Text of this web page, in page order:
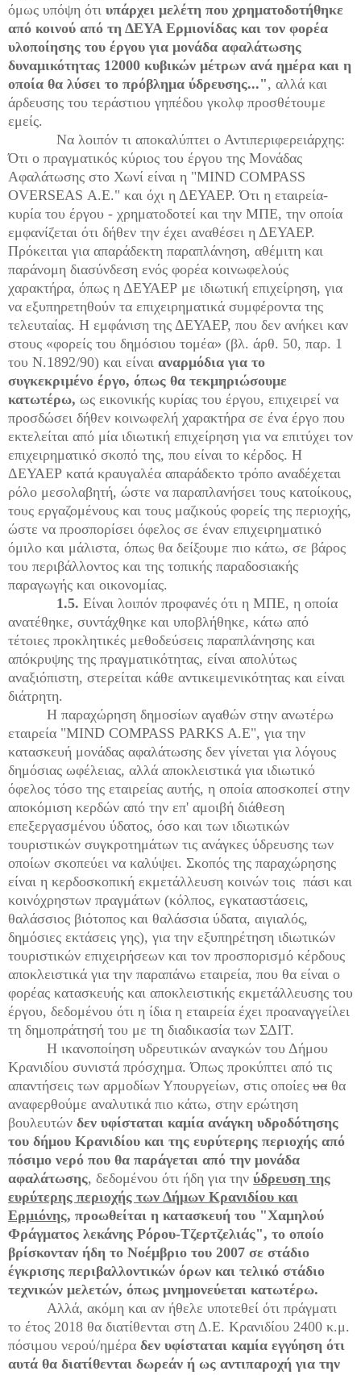
όμως υπόψη ότι υπάρχει μελέτη που χρηματοδοτήθηκε
από κοινού από τη ΔΕΥΑ Ερμιονίδας και τον φορέα
υλοποίησης του έργου για μονάδα αφαλάτωσης
δυναμικότητας 12000 κυβικών μέτρων ανά ημέρα και η
οποία θα λύσει το πρόβλημα ύδρευσης...", αλλά και
άρδευσης του τεράστιου γηπέδου γκολφ προσθέτουμε
εμείς.
Να λοιπόν τι αποκαλύπτει ο Αντιπεριφερειάρχης:
Ότι ο πραγματικός κύριος του έργου της Μονάδας
Αφαλάτωσης στο Χωνί είναι η "MIND COMPASS
OVERSEAS Α.Ε." και όχι η ΔΕΥΑΕΡ. Ότι η εταιρεία-
κυρία του έργου - χρηματοδοτεί και την ΜΠΕ, την οποία
εμφανίζεται ότι δήθεν την έχει αναθέσει η ΔΕΥΑΕΡ.
Πρόκειται για απαράδεκτη παραπλάνηση, αθέμιτη και
παράνομη διασύνδεση ενός φορέα κοινωφελούς
χαρακτήρα, όπως η ΔΕΥΑΕΡ με ιδιωτική επιχείρηση, για
να εξυπηρετηθούν τα επιχειρηματικά συμφέροντα της
τελευταίας. Η εμφάνιση της ΔΕΥΑΕΡ, που δεν ανήκει καν
στους «φορείς του δημόσιου τομέα» (βλ. άρθ. 50, παρ. 1
του Ν.1892/90) και είναι αναρμόδια για το
συγκεκριμένο έργο, όπως θα τεκμηριώσουμε
κατωτέρω, ως εικονικής κυρίας του έργου, επιχειρεί να
προσδώσει δήθεν κοινωφελή χαρακτήρα σε ένα έργο που
εκτελείται από μία ιδιωτική επιχείρηση για να επιτύχει τον
επιχειρηματικό σκοπό της, που είναι το κέρδος. Η
ΔΕΥΑΕΡ κατά κραυγαλέα απαράδεκτο τρόπο αναδέχεται
ρόλο μεσολαβητή, ώστε να παραπλανήσει τους κατοίκους,
τους εργαζομένους και τους μαζικούς φορείς της περιοχής,
ώστε να προσπορίσει όφελος σε έναν επιχειρηματικό
όμιλο και μάλιστα, όπως θα δείξουμε πιο κάτω, σε βάρος
του περιβάλλοντος και της τοπικής παραδοσιακής
παραγωγής και οικονομίας.
1.5. Είναι λοιπόν προφανές ότι η ΜΠΕ, η οποία
ανατέθηκε, συντάχθηκε και υποβλήθηκε, κάτω από
τέτοιες προκλητικές μεθοδεύσεις παραπλάνησης και
απόκρυψης της πραγματικότητας, είναι απολύτως
αναξιόπιστη, στερείται κάθε αντικειμενικότητας και είναι
διάτρητη.
Η παραχώρηση δημοσίων αγαθών στην ανωτέρω
εταιρεία "MIND COMPASS PARKS A.E", για την
κατασκευή μονάδας αφαλάτωσης δεν γίνεται για λόγους
δημόσιας ωφέλειας, αλλά αποκλειστικά για ιδιωτικό
όφελος τόσο της εταιρείας αυτής, η οποία αποσκοπεί στην
αποκόμιση κερδών από την επ' αμοιβή διάθεση
επεξεργασμένου ύδατος, όσο και των ιδιωτικών
τουριστικών συγκροτημάτων τις ανάγκες ύδρευσης των
οποίων σκοπεύει να καλύψει. Σκοπός της παραχώρησης
είναι η κερδοσκοπική εκμετάλλευση κοινών τοις πάσι και
κοινόχρηστων πραγμάτων (κόλπος, εγκαταστάσεις,
θαλάσσιος βιότοπος και θαλάσσια ύδατα, αιγιαλός,
δημόσιες εκτάσεις γης), για την εξυπηρέτηση ιδιωτικών
τουριστικών επιχειρήσεων και τον προσπορισμό κέρδους
αποκλειστικά για την παραπάνω εταιρεία, που θα είναι ο
φορέας κατασκευής και αποκλειστικής εκμετάλλευσης του
έργου, δεδομένου ότι η ίδια η εταιρεία έχει προαναγγείλει
τη δημοπράτησή του με τη διαδικασία των ΣΔΙΤ.
Η ικανοποίηση υδρευτικών αναγκών του Δήμου
Κρανιδίου συνιστά πρόσχημα. Όπως προκύπτει από τις
απαντήσεις των αρμοδίων Υπουργείων, στις οποίες υα θα
αναφερθούμε αναλυτικά πιο κάτω, στην ερώτηση
βουλευτών δεν υφίσταται καμία ανάγκη υδροδότησης
του δήμου Κρανιδίου και της ευρύτερης περιοχής από
πόσιμο νερό που θα παράγεται από την μονάδα
αφαλάτωσης, δεδομένου ότι ήδη για την ύδρευση της
ευρύτερης περιοχής των Δήμων Κρανιδίου και
Ερμιόνης, προωθείται η κατασκευή του "Χαμηλού
Φράγματος λεκάνης Ρόρου-Τζερτζελιάς", το οποίο
βρίσκονταν ήδη το Νοέμβριο του 2007 σε στάδιο
έγκρισης περιβαλλοντικών όρων και τελικό στάδιο
τεχνικών μελετών, όπως μνημονεύεται κατωτέρω.
Αλλά, ακόμη και αν ήθελε υποτεθεί ότι πράγματι
το έτος 2018 θα διατίθενται στη Δ.Ε. Κρανιδίου 2400 κ.μ.
πόσιμου νερού/ημέρα δεν υφίσταται καμία εγγύηση ότι
αυτά θα διατίθενται δωρεάν ή ως αντιπαροχή για την